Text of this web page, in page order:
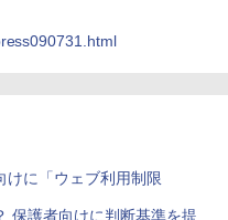
けに「ウェブ利用制限
保護者向けに判断基準を提